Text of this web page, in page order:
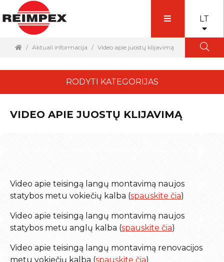
LT
Aktuali informacija Video apie juostų klijavimą
RODYTI KATEGORIJAS
VIDEO APIE JUOSTŲ KLIJAVIMĄ
Video apie teisingą langų montavimą naujos
statybos metu vokiečių kalba (spauskite čia)
Video apie teisingą langų montavimą naujos
statybos metu anglų kalba (spauskite čia)
Video apie teisingą langų montavimą renovacijos
metu vokiečių kalba (spauskite čia)